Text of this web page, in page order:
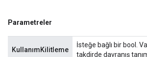
Parametreler
KullanımKilitleme
İsteğe bağlı bir bool.
takdirde davranış